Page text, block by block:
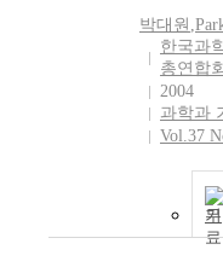
박대원 ,
한국과
총연합
2004
과학과
Vol.37
기